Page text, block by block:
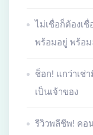
ไม่เชื่อก็ต้องเ
พร้อมอยู่ พร้อ
ช็อก! แกว่าเช่
เป็นเจ้าของ
รีวิวพลีชีพ! คอ